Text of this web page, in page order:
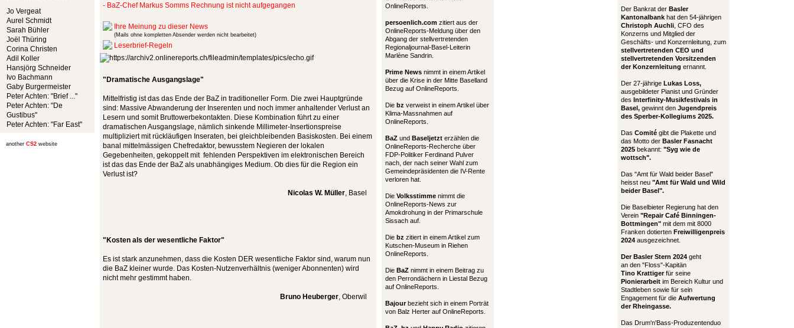
Jo Vergeat
Aurel Schmidt
Sarah Bühler
Joël Thüring
Corina Christen
Adil Koller
Hansjörg Schneider
Ivo Bachmann
Gaby Burgermeister
Peter Achten: "Brief ..."
Peter Achten: "De
Gustibus"
Peter Achten: "Far East"
another CS2 website
- BaZ-Chef Markus Somms Rechnung ist nicht aufgegangen
Ihre Meinung zu dieser News
(Mails ohne kompletten Absender werden nicht bearbeitet)
Leserbrief-Regeln
"Dramatische Ausgangslage"
Mittelfristig ist das das Ende der BaZ in traditioneller Form. Die zwei Hauptgründe
sind: Massive Abwanderung der Inserenten und noch immer anhaltender Verlust an
Lesern und somit Bruttowerbekontakten. Diese Kombination führt zu einer
dramatischen Ausgangslage, nämlich sinkende Millimeter-Insertionspreise
multipliziert mit rückläufigen Inseraten, bei gleichbleibenden Basiskosten. Bei einem
banal mittelmässigen Chefredaktor, bewusstem Negieren der lokalen
Gegebenheiten, gekoppelt mit fehlenden Perspektiven im elektronischen Bereich
ist das das Ende der BaZ als unabhängiges Medium. Ob dies für die Region ein
Verlust ist?
Nicolas W. Müller, Basel
"Kosten als der wesentliche Faktor"
Es ist stark anzunehmen, dass die Kosten DER wesentliche Faktor sind, warum nun
die BaZ kleiner wurde. Das Kosten-Nutzenverhältnis (weniger Abonnenten) wird
nicht mehr gestimmt haben.
Bruno Heuberger, Oberwil
OnlineReports.
persoenlich.com zitiert aus der
OnlineReports-Meldung über den
Abgang der stellvertretenden
Regionaljournal-Basel-Leiterin
Marlène Sandrin.
Prime News nimmt in einem Artikel
über die Krise in der Mitte Baselland
Bezug auf OnlineReports.
Die bz verweist in einem Artikel über
Klima-Massnahmen auf
OnlineReports.
BaZ und Baseljetzt erzählen die
OnlineReports-Recherche über
FDP-Politiker Ferdinand Pulver
nach, der nach seiner Wahl zum
Gemeindepräsidenten die IV-Rente
verloren hat.
Die Volksstimme nimmt die
OnlineReports-News zur
Amokdrohung in der Primarschule
Sissach auf.
Die bz zitiert in einem Artikel zum
Kutschen-Museum in Riehen
OnlineReports.
Die BaZ nimmt in einem Beitrag zu
den Perrondächern in Liestal Bezug
auf OnlineReports.
Bajourbezieht sich in einem Porträt
von Balz Herter auf OnlineReports.
Der Bankrat der Basler
Kantonalbank hat den 54-jährigen
Christoph Auchli , CFO des
Konzerns und Mitglied der
Geschäfts- und Konzernleitung, zum
stellvertretenden CEO und
stellvertretenden Vorsitzenden
der Konzernleitung ernannt.
Der 27-jährige Lukas Loss,
ausgebildeter Pianist und Gründer
des Interfinity-Musikfestivals in
Basel, gewinnt den Jugendpreis
des Sperber-Kollegiums 2025.
Das Comité gibt die Plakette und
das Motto der Basler Fasnacht
2025 bekannt: "Syg wie de
wottsch".
Das "Amt für Wald beider Basel"
heisst neu "Amt für Wald und Wild
beider Basel".
Die Baselbieter Regierung hat den
Verein "Repair Café Binningen-
Bottmingen" mit dem mit 8000
Franken dotierten Freiwilligenpreis
2024 ausgezeichnet.
Der Basler Stern 2024 geht
an den "Floss"-Kapitän
Tino Krattigerfür seine
Pionierarbeit im Bereich Kultur und
Stadtleben sowie für sein
Engagement für die Aufwertung
der Rheingasse.
Das Drum'n'Bass-Produzentenduo